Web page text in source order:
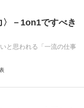
－1on1ですべき
と思われる「一流の仕事